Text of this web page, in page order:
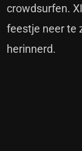
crowdsurfen.
feestje neer te
herinnerd.